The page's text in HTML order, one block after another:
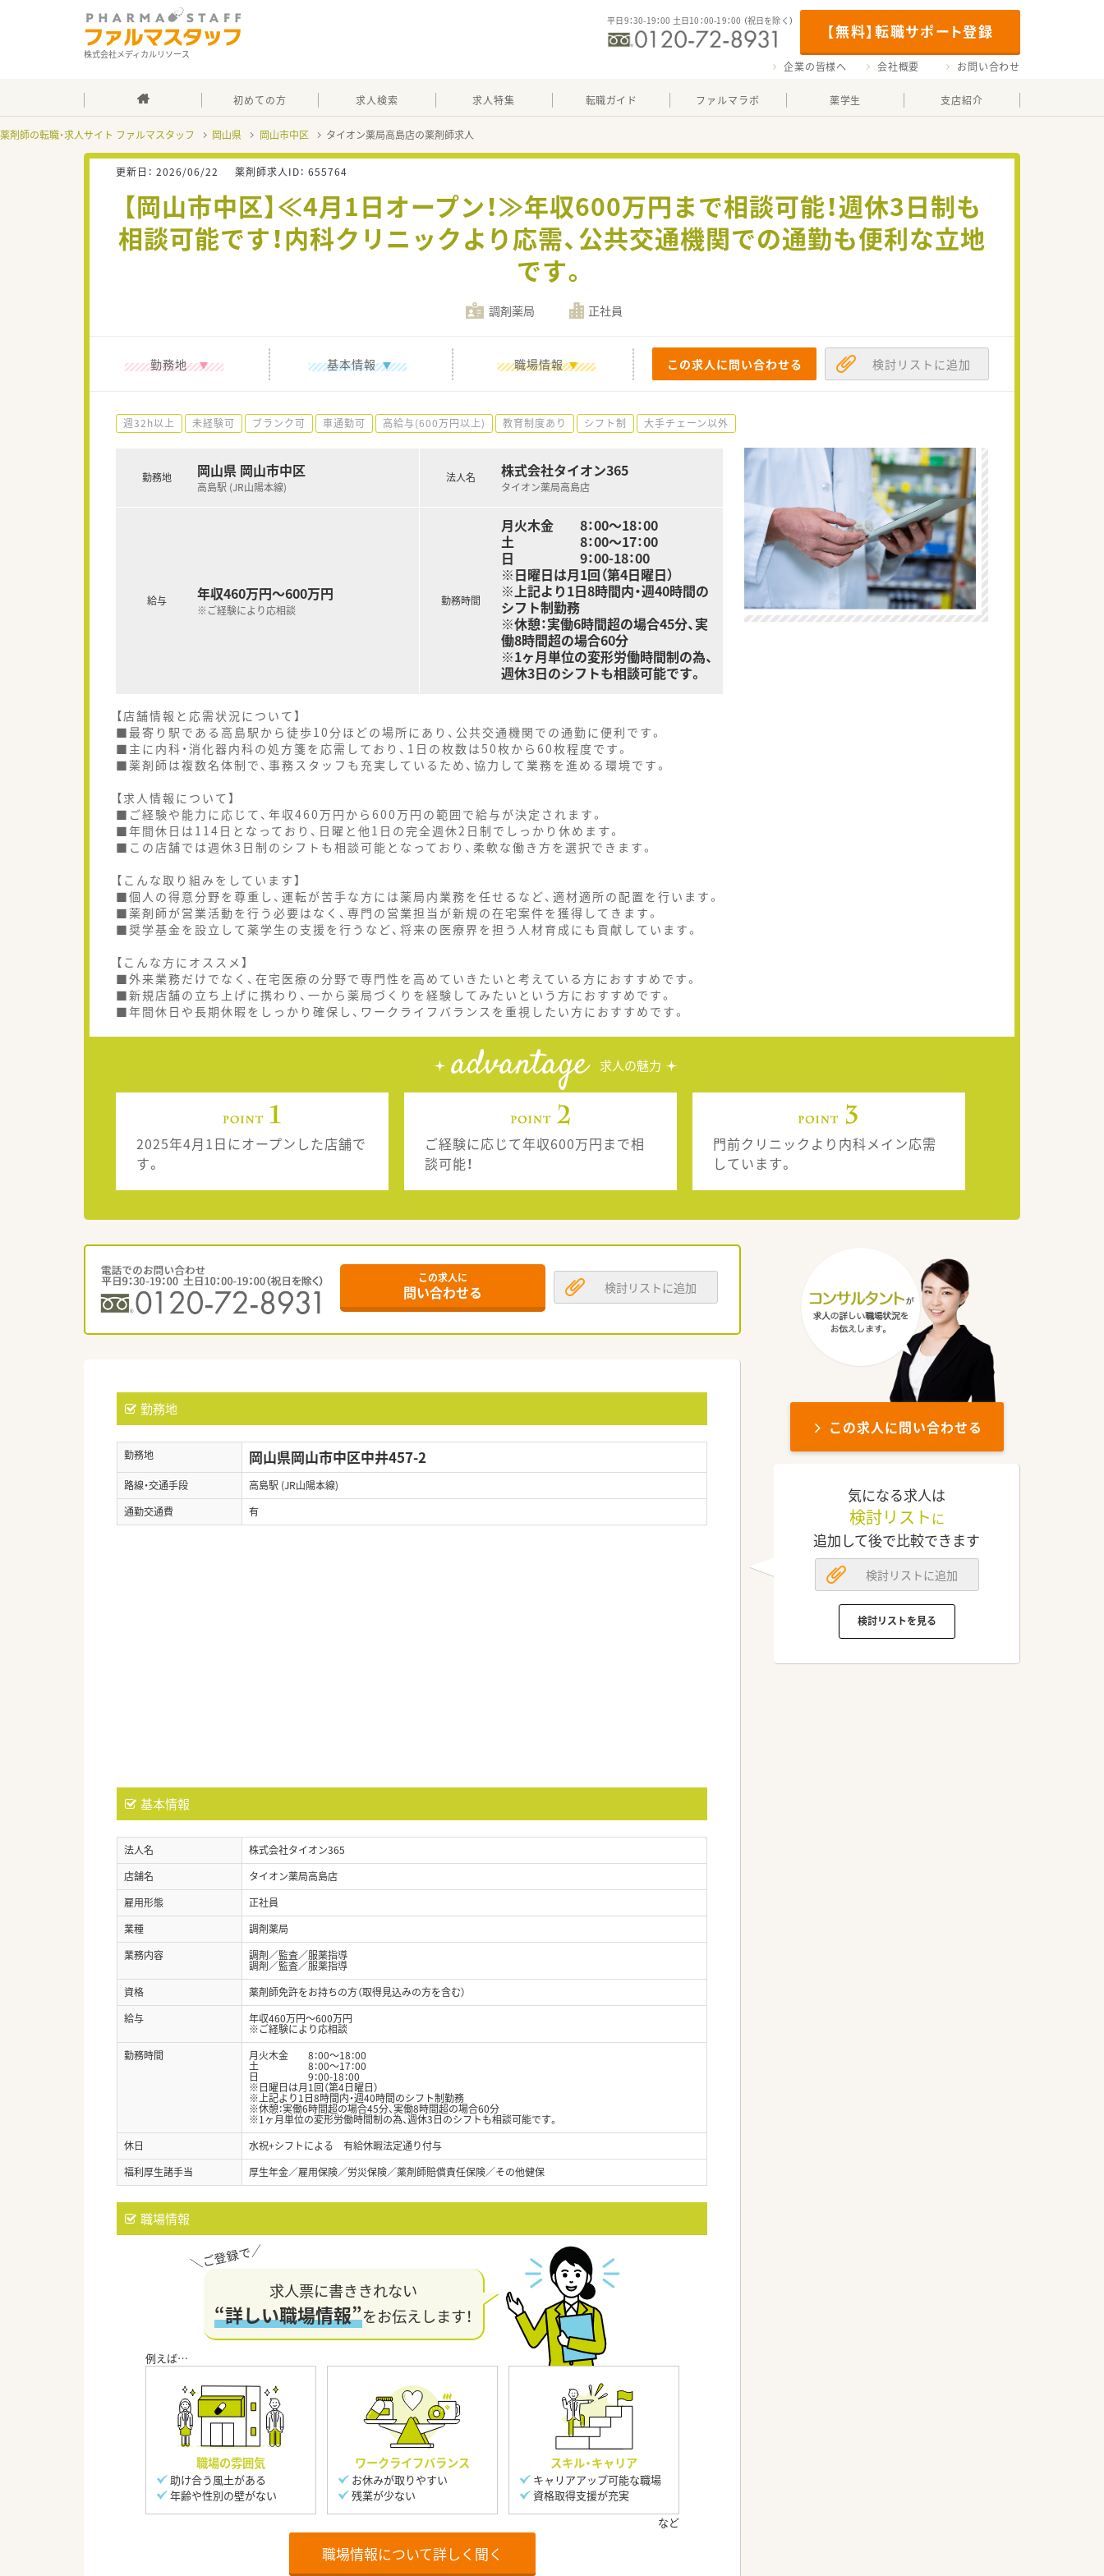
株式会社メディカルリソース
【無料】転職サポート登録
平日9：30-19：00 土日10：00-19：00 （祝日を除く）
企業の皆様へ 会社概要 お問い合わせ
初めての方 求人検索 求人特集 転職ガイド ファルマラボ 薬学生 支店紹介
薬剤師の転職・求人サイト ファルマスタッフ 岡山県 岡山市中区 タイオン薬局高島店の薬剤師求人
更新日： 2026/06/22 薬剤師求人ID： 655764
【岡山市中区】≪4月1日オープン！≫年収600万円まで相談可能！週休3日制も
相談可能です！内科クリニックより応需、公共交通機関での通勤も便利な立地
です。
調剤薬局 正社員
勤務地 基本情報 職場情報 この求人に問い合わせる 検討リストに追加
週32h以上 未経験可 ブランク可 車通勤可 高給与(600万円以上) 教育制度あり シフト制 大手チェーン以外
勤務地 岡山県 岡山市中区
高島駅 (JR山陽本線)
給与 年収460万円～600万円
※ご経験により応相談
法人名 株式会社タイオン365
タイオン薬局高島店
勤務時間
月火木金 8：00～18：00
土 8：00～17：00
日 9：00-18：00
※日曜日は月1回（第4日曜日）
※上記より1日8時間内・週40時間の
シフト制勤務
※休憩：実働6時間超の場合45分、実
働8時間超の場合60分
※1ヶ月単位の変形労働時間制の為、
週休3日のシフトも相談可能です。
【店舗情報と応需状況について】
■最寄り駅である高島駅から徒歩10分ほどの場所にあり、公共交通機関での通勤に便利です。
■主に内科・消化器内科の処方箋を応需しており、1日の枚数は50枚から60枚程度です。
■薬剤師は複数名体制で、事務スタッフも充実しているため、協力して業務を進める環境です。
【求人情報について】
■ご経験や能力に応じて、年収460万円から600万円の範囲で給与が決定されます。
■年間休日は114日となっており、日曜と他1日の完全週休2日制でしっかり休めます。
■この店舗では週休3日制のシフトも相談可能となっており、柔軟な働き方を選択できます。
【こんな取り組みをしています】
■個人の得意分野を尊重し、運転が苦手な方には薬局内業務を任せるなど、適材適所の配置を行います。
■薬剤師が営業活動を行う必要はなく、専門の営業担当が新規の在宅案件を獲得してきます。
■奨学基金を設立して薬学生の支援を行うなど、将来の医療界を担う人材育成にも貢献しています。
【こんな方にオススメ】
■外来業務だけでなく、在宅医療の分野で専門性を高めていきたいと考えている方におすすめです。
■新規店舗の立ち上げに携わり、一から薬局づくりを経験してみたいという方におすすめです。
■年間休日や長期休暇をしっかり確保し、ワークライフバランスを重視したい方におすすめです。
advantage 求人の魅力
2025年4月1日にオープンした店舗で
す。
ご経験に応じて年収600万円まで相
談可能！
門前クリニックより内科メイン応需
しています。
この求人に
問い合わせる 検討リストに追加
勤務地
勤務地 岡山県岡山市中区中井457-2
路線・交通手段
高島駅 (JR山陽本線)
通勤交通費
有
基本情報
法人名
株式会社タイオン365
店舗名
タイオン薬局高島店
雇用形態
正社員
業種
調剤薬局
業務内容
調剤／監査／服薬指導
調剤／監査／服薬指導
資格
薬剤師免許をお持ちの方（取得見込みの方を含む）
給与
年収460万円～600万円
※ご経験により応相談
勤務時間
月火木金 8：00～18：00
土 8：00～17：00
日 9：00-18：00
※日曜日は月1回（第4日曜日）
※上記より1日8時間内・週40時間のシフト制勤務
※休憩：実働6時間超の場合45分、実働8時間超の場合60分
※1ヶ月単位の変形労働時間制の為、週休3日のシフトも相談可能です。
休日
水祝+シフトによる 有給休暇法定通り付与
福利厚生諸手当
厚生年金／雇用保険／労災保険／薬剤師賠償責任保険／その他健保
職場情報
求人票に書ききれない
“詳しい職場情報”をお伝えします！
職場の雰囲気
助け合う風土がある
年齢や性別の壁がない
ワークライフバランス
お休みが取りやすい
残業が少ない
スキル・キャリア
キャリアアップ可能な職場
資格取得支援が充実
職場情報について詳しく聞く
この求人に問い合わせる
気になる求人は
検討リスト に
追加して後で比較できます
検討リストに追加
検討リストを見る